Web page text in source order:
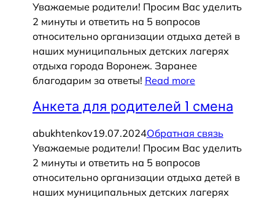
Уважаемые родители! Просим Вас уделить
2 минуты и ответить на 5 вопросов
относительно организации отдыха детей в
наших муниципальных детских лагерях
отдыха города Воронеж. Заранее
благодарим за ответы! Read more
Анкета для родителей 1 смена
abukhtenkov19.07.2024Обратная связь
Уважаемые родители! Просим Вас уделить
2 минуты и ответить на 5 вопросов
относительно организации отдыха детей в
наших муниципальных детских лагерях